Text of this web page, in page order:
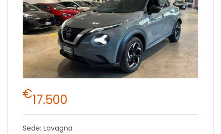
€17.500
Sede: Lavagna